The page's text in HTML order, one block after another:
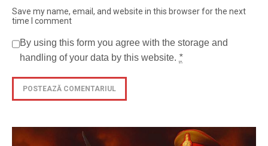
Save my name, email, and website in this browser for the next
time I comment
By using this form you agree with the storage and
handling of your data by this website. *